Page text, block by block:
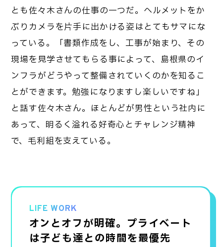
とも佐々木さんの仕事の一つだ。ヘルメットをか
ぶりカメラを片手に出かける姿はとてもサマにな
っている。「書類作成をし、工事が始まり、その
現場を見学させてもらる事によって、島根県のイ
ンフラがどうやって整備されていくのかを知るこ
とができます。勉強になりますし楽しいですね」
と話す佐々木さん。ほとんどが男性という社内に
あって、明るく溢れる好奇心とチャレンジ精神
で、毛利組を支えている。
LIFE WORK
オンとオフが明確。プライベート
は子ども達との時間を最優先